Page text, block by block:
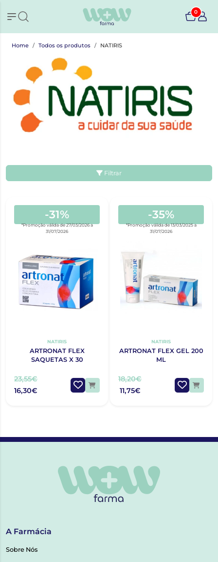
0
Home Todos os produtos NATIRIS
Filtrar
-31%
*Promoção válida de 27/03/2026 a
31/07/2026
NATIRIS
ARTRONAT FLEX
SAQUETAS X 30
23,55€
16,30€
-35%
*Promoção válida de 13/03/2025 a
31/07/2026
NATIRIS
ARTRONAT FLEX GEL 200
ML
18,20€
11,75€
A Farmácia
Sobre Nós